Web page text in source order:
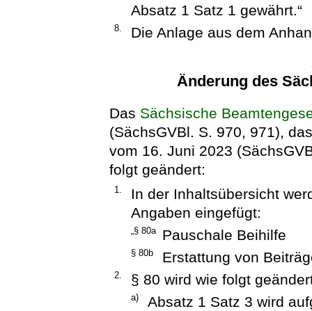
Absatz 1 Satz 1 gewährt.“
8. Die Anlage aus dem
Änderung des
Das Sächsische
(SächsGVBl. S. 970, 971),
vom 16. Juni 2023
folgt geändert:
1.
In der Inhaltsübersicht
Angaben eingefügt:
„§ 80a Pauschale Beihilfe
§ 80b Erstattung von
2. § 80 wird wie folgt
a) Absatz 1 Satz 3 wird